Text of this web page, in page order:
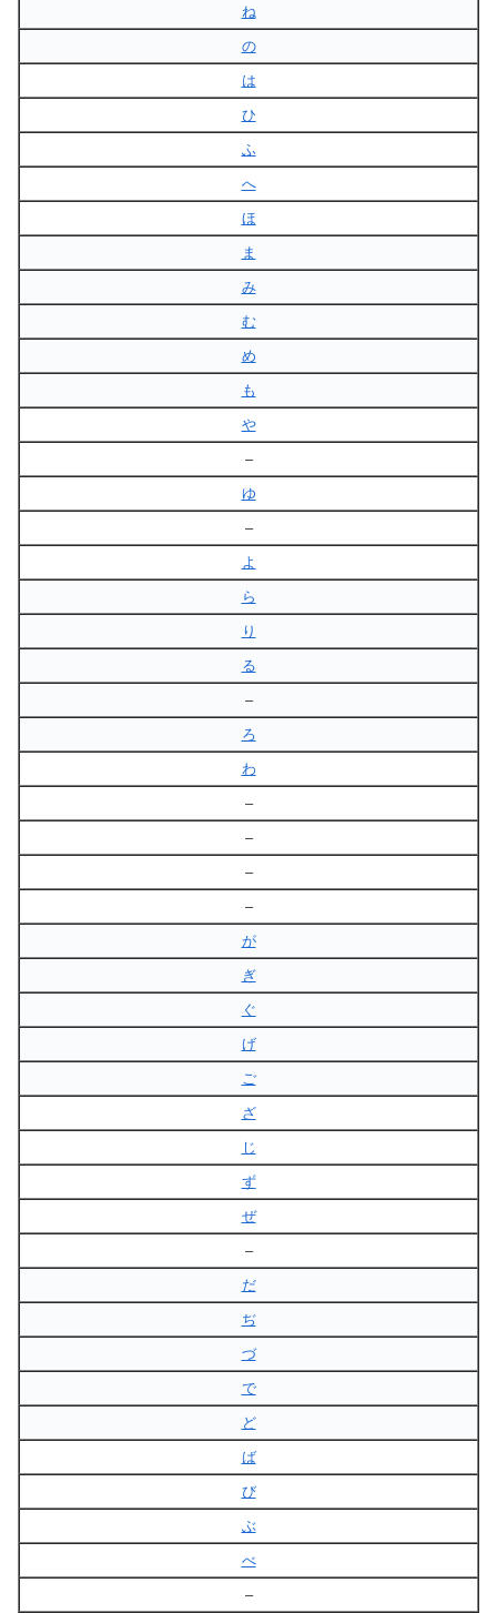
ね
の
は
ひ
ふ
へ
ほ
ま
み
む
め
も
や
–
ゆ
–
よ
ら
り
る
–
ろ
わ
–
–
–
–
が
ぎ
ぐ
げ
ご
ざ
じ
ず
ぜ
–
だ
ぢ
づ
で
ど
ば
び
ぶ
べ
–